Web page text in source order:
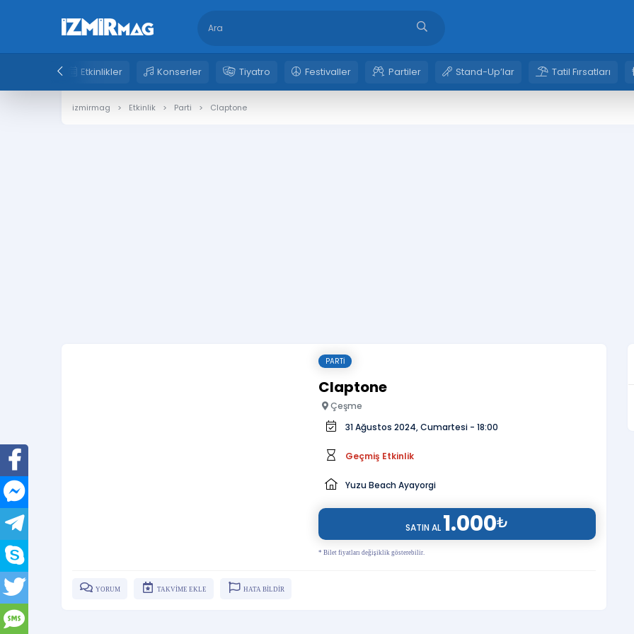
Etkinlikler Konserler Tiyatro Festivaller Partiler Stand-Up’lar Tatil Fırsatları
izmirmag Etkinlik Parti Claptone
PARTI
Claptone
Çeşme
31 Ağustos 2024, Cumartesi - 18:00
Geçmiş Etkinlik
Yuzu Beach Ayayorgi
SATIN AL 1.000₺
* Bilet fiyatları değişiklik gösterebilir.
YORUM TAKVİME EKLE HATA BİLDİR